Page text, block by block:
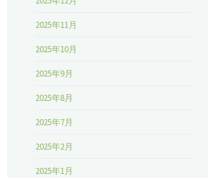
2025年11月
2025年10月
2025年9月
2025年8月
2025年7月
2025年2月
2025年1月